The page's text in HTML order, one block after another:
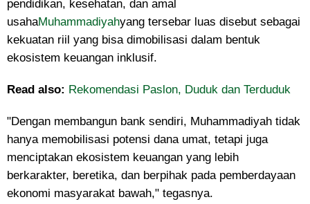
pendidikan, kesehatan, dan amal
usahaMuhammadiyahyang tersebar luas disebut sebagai
kekuatan riil yang bisa dimobilisasi dalam bentuk
ekosistem keuangan inklusif.
Read also: Rekomendasi Paslon, Duduk dan Terduduk
"Dengan membangun bank sendiri, Muhammadiyah tidak
hanya memobilisasi potensi dana umat, tetapi juga
menciptakan ekosistem keuangan yang lebih
berkarakter, beretika, dan berpihak pada pemberdayaan
ekonomi masyarakat bawah," tegasnya.